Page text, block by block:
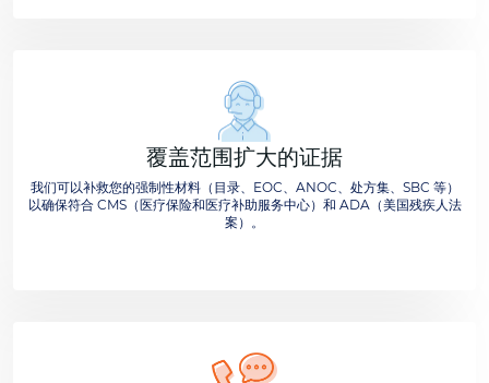
覆盖范围扩大的证据
我们可以补救您的强制性材料（目录、EOC、ANOC、处方集、SBC 等）
以确保符合 CMS（医疗保险和医疗补助服务中心）和 ADA（美国残疾人法
案）。